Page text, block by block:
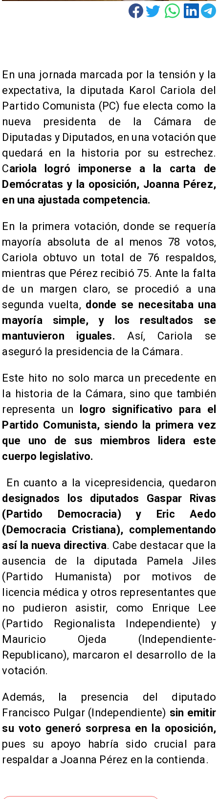
​En una jornada marcada por la tensión y la
expectativa, la diputada Karol Cariola del
Partido Comunista (PC) fue electa como la
nueva presidenta de la Cámara de
Diputadas y Diputados, en una votación que
quedará en la historia por su estrechez.
Cariola logró imponerse a la carta de
Demócratas y la oposición, Joanna Pérez,
en una ajustada competencia.
En la primera votación, donde se requería
mayoría absoluta de al menos 78 votos,
Cariola obtuvo un total de 76 respaldos,
mientras que Pérez recibió 75. Ante la falta
de un margen claro, se procedió a una
segunda vuelta, donde se necesitaba una
mayoría simple, y los resultados se
mantuvieron iguales. Así, Cariola se
aseguró la presidencia de la Cámara.
Este hito no solo marca un precedente en
la historia de la Cámara, sino que también
representa un
logro significativo para el
Partido Comunista, siendo la primera vez
que uno de sus miembros lidera este
cuerpo legislativo.
En cuanto a la vicepresidencia, quedaron
designados los diputados Gaspar Rivas
(Partido Democracia) y Eric Aedo
(Democracia Cristiana), complementando
así la nueva directiva. Cabe destacar que la
ausencia de la diputada Pamela Jiles
(Partido Humanista) por motivos de
licencia médica y otros representantes que
no pudieron asistir, como Enrique Lee
(Partido Regionalista Independiente) y
Mauricio Ojeda (Independiente-
Republicano), marcaron el desarrollo de la
votación.
Además, la presencia del diputado
Francisco Pulgar (Independiente) sin emitir
su voto generó sorpresa en la oposición,
pues su apoyo habría sido crucial para
respaldar a Joanna Pérez en la contienda.